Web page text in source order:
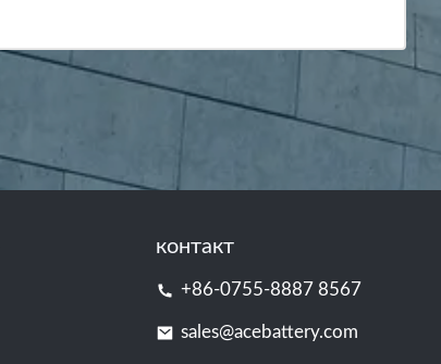
контакт
+86-0755-8887 8567
sales@acebattery.com